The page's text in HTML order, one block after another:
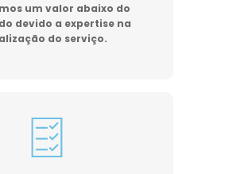
um valor abaixo do
devido a expertise na
do serviço.